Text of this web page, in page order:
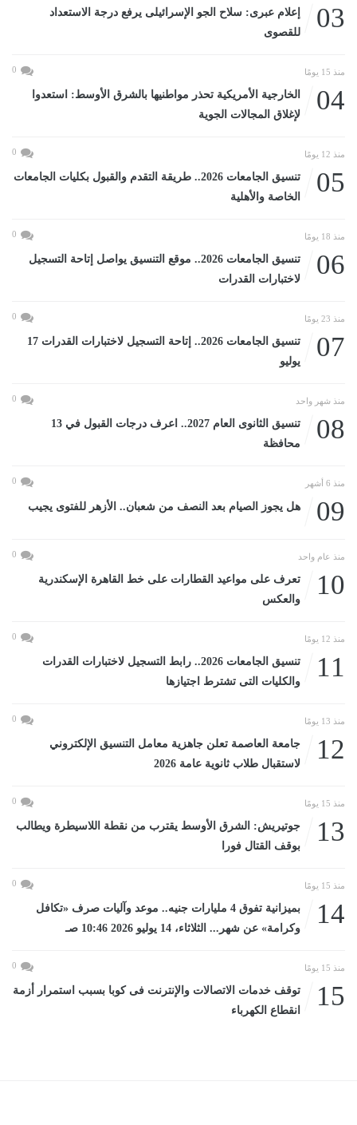
03
إعلام عبرى: سلاح الجو الإسرائيلى يرفع درجة الاستعداد
للقصوى
منذ 15 يومًا 0
04
الخارجية الأمريكية تحذر مواطنيها بالشرق الأوسط: استعدوا
لإغلاق المجالات الجوية
منذ 12 يومًا 0
05
تنسيق الجامعات 2026.. طريقة التقدم والقبول بكليات الجامعات
الخاصة والأهلية
منذ 18 يومًا 0
06
تنسيق الجامعات 2026.. موقع التنسيق يواصل إتاحة التسجيل
لاختبارات القدرات
منذ 23 يومًا 0
07
تنسيق الجامعات 2026.. إتاحة التسجيل لاختبارات القدرات 17
يوليو
منذ شهر واحد 0
08
تنسيق الثانوى العام 2027.. اعرف درجات القبول في 13
محافظة
منذ 6 أشهر 0
09 هل يجوز الصيام بعد النصف من شعبان.. الأزهر للفتوى يجيب
منذ عام واحد 0
10
تعرف على مواعيد القطارات على خط القاهرة الإسكندرية
والعكس
منذ 12 يومًا 0
11
تنسيق الجامعات 2026.. رابط التسجيل لاختبارات القدرات
والكليات التى تشترط اجتيازها
منذ 13 يومًا 0
12
جامعة العاصمة تعلن جاهزية معامل التنسيق الإلكتروني
لاستقبال طلاب ثانوية عامة 2026
منذ 15 يومًا 0
13
جوتيريش: الشرق الأوسط يقترب من نقطة اللاسيطرة ويطالب
بوقف القتال فورا
منذ 15 يومًا 0
14
بميزانية تفوق 4 مليارات جنيه.. موعد وآليات صرف «تكافل
وكرامة» عن شهر... الثلاثاء، 14 يوليو 2026 10:46 صـ
منذ 15 يومًا 0
15
توقف خدمات الاتصالات والإنترنت فى كوبا بسبب استمرار أزمة
انقطاع الكهرباء